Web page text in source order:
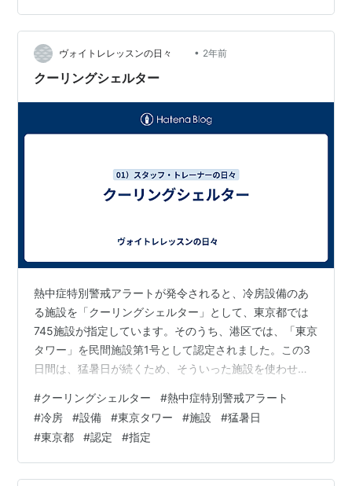
れた場所で土地勘がある場所への外出のときは良いかも
しれないですが、 初めて訪れる場所だったり、 旅行先だ
ったり、 近くにコンビニとかもないような場所だった
り、 高齢者や小さなお子さん連れだったりするときに
ヴォイトレレッスンの日々 • 2年前
クーリングシェルター
熱中症特別警戒アラートが発令されると、冷房設備のあ
る施設を「クーリングシェルター」として、東京都では
745施設が指定しています。そのうち、港区では、「東京
タワー」を民間施設第1号として認定されました。この3
日間は、猛暑日が続くため、そういった施設を使わせて
#クーリングシェルター #熱中症特別警戒アラート
#冷房 #設備 #東京タワー #施設 #猛暑日
#東京都 #認定 #指定